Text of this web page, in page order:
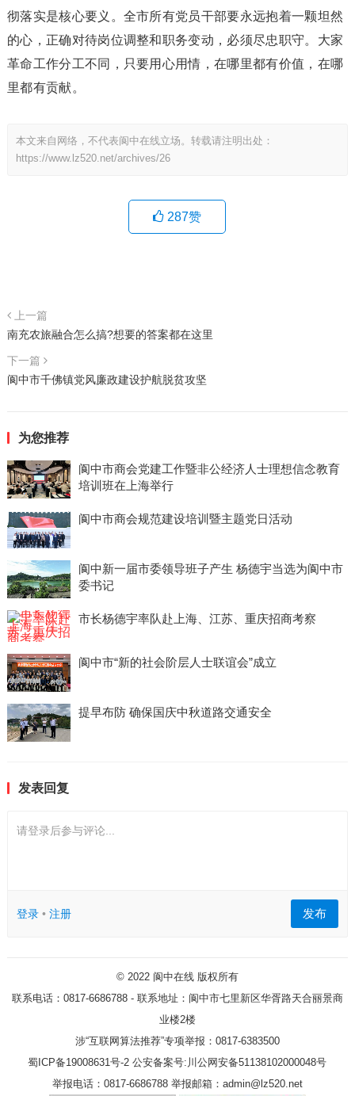
彻落实是核心要义。全市所有党员干部要永远抱着一颗坦然
的心，正确对待岗位调整和职务变动，必须尽忠职守。大家
革命工作分工不同，只要用心用情，在哪里都有价值，在哪
里都有贡献。
本文来自网络，不代表阆中在线立场。转载请注明出处：
https://www.lz520.net/archives/26
287赞
上一篇
南充农旅融合怎么搞?想要的答案都在这里
下一篇
阆中市千佛镇党风廉政建设护航脱贫攻坚
为您推荐
阆中市商会党建工作暨非公经济人士理想信念教育
培训班在上海举行
阆中市商会规范建设培训暨主题党日活动
阆中新一届市委领导班子产生 杨德宇当选为阆中市
委书记
市长杨德宇率队赴上海、江苏、重庆招商考察
阆中市“新的社会阶层人士联谊会”成立
提早布防 确保国庆中秋道路交通安全
发表回复
请登录后参与评论...
登录• 注册 发布
© 2022 阆中在线版权所有
联系电话：0817-6686788 - 联系地址：阆中市七里新区华胥路天合丽景商
业楼2楼
涉“互联网算法推荐”专项举报：0817-6383500
蜀ICP备19008631号-2 公安备案号:川公网安备51138102000048号
举报电话：0817-6686788 举报邮箱：admin@lz520.net